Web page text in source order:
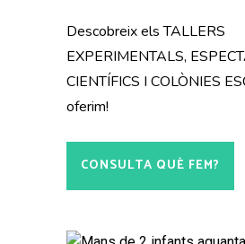
Descobreix els TALLERS
EXPERIMENTALS,
CIENTÍFICS I COLÒNIES
oferim!
CONSULTA QUÈ FEM?